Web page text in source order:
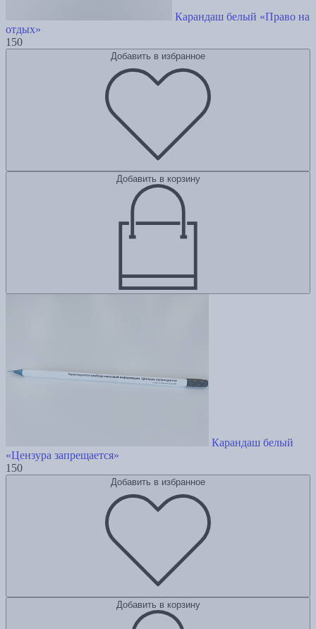
Карандаш белый «Право на
отдых»
150
Добавить в избранное
Добавить в корзину
Карандаш белый
«Цензура запрещается»
150
Добавить в избранное
Добавить в корзину